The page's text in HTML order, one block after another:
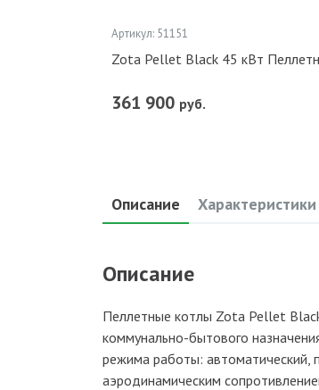
Артикул: 51151
Zota Pellet Black 45 кВт
361 900 руб.
Описание Характеристики
Описание
Пеллетные котлы Zota Pellet
коммунально-бытового
режима работы: автоматический,
аэродинамическим